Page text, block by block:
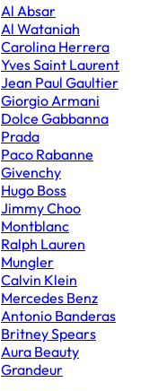
Al Absar
Al Wataniah
Carolina Herrera
Yves Saint Laurent
Jean Paul Gaultier
Giorgio Armani
Dolce Gabbanna
Prada
Paco Rabanne
Givenchy
Hugo Boss
Jimmy Choo
Montblanc
Ralph Lauren
Mungler
Calvin Klein
Mercedes Benz
Antonio Banderas
Britney Spears
Aura Beauty
Grandeur